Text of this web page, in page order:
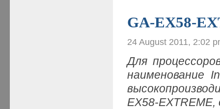
GA-EX58-
24 August 2011, 2:02
Для
наименование
EX58-